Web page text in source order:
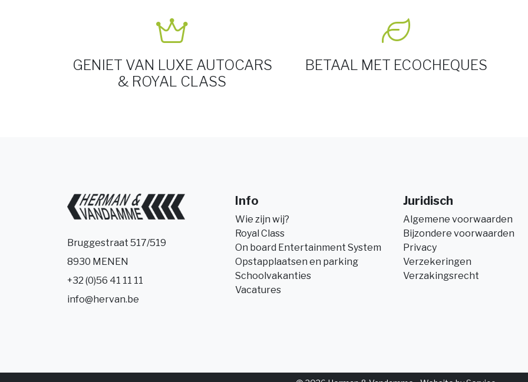
GENIET VAN LUXE AUTOCARS
& ROYAL CLASS
BETAAL MET ECOCHEQUES
Bruggestraat 517/519
8930 MENEN
+32 (0)56 41 11 11
info@hervan.be
Info
Wie zijn wij?
Royal Class
On board Entertainment System
Opstapplaatsen en parking
Schoolvakanties
Vacatures
Juridisch
Algemene voorwaarden
Bijzondere voorwaarden
Privacy
Verzekeringen
Verzakingsrecht